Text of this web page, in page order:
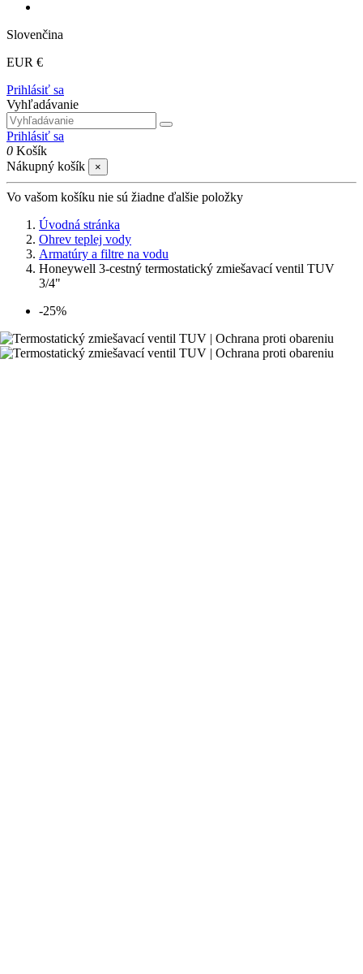
Slovenčina
EUR €
Prihlásiť sa
Vyhľadávanie
Prihlásiť sa
0 Košík
Nákupný košík
×
Vo vašom košíku nie sú žiadne ďalšie položky
Úvodná stránka
Ohrev teplej vody
Armatúry a filtre na vodu
Honeywell 3-cestný termostatický zmiešavací ventil TUV
3/4"
-25%